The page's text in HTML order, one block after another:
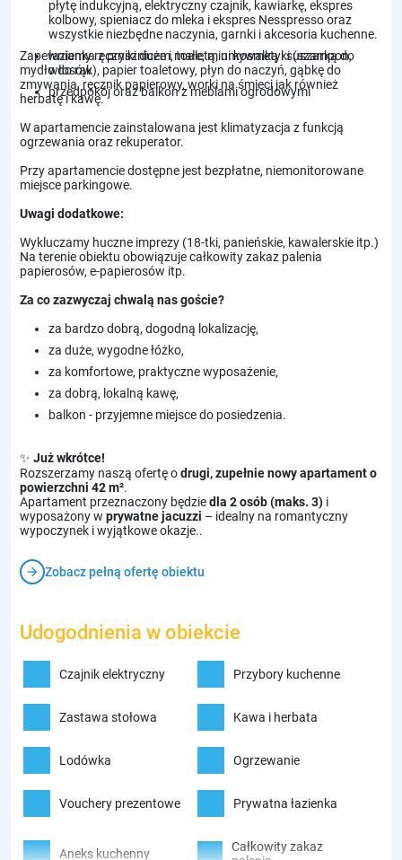
płytę indukcyjną, elektryczny czajnik, kawiarkę, ekspres
kolbowy, spieniacz do mleka i ekspres Nesspresso oraz
wszystkie niezbędne naczynia, garnki i akcesoria kuchenne.
łazienka z prysznicem, toaletą, umywalką i suszarką do
włosów
przedpokój oraz balkon z meblami ogrodowymi
Zapewniamy ręczniki duże i małe, mini kosmetyki (szampon,
mydło do rąk), papier toaletowy, płyn do naczyń, gąbkę do
zmywania, ręcznik papierowy, worki na śmieci jak również
herbatę i kawę.
W apartamencie zainstalowana jest klimatyzacja z funkcją
ogrzewania oraz rekuperator.
Przy apartamencie dostępne jest bezpłatne, niemonitorowane
miejsce parkingowe.
Uwagi dodatkowe:
Wykluczamy huczne imprezy (18-tki, panieńskie, kawalerskie itp.)
Na terenie obiektu obowiązuje całkowity zakaz palenia
papierosów, e-papierosów itp.
Za co zazwyczaj chwalą nas goście?
za bardzo dobrą, dogodną lokalizację,
za duże, wygodne łóżko,
za komfortowe, praktyczne wyposażenie,
za dobrą, lokalną kawę,
balkon - przyjemne miejsce do posiedzenia.
✨ Już wkrótce!
Rozszerzamy naszą ofertę odrugi, zupełnie nowy apartament o
powierzchni 42 m².
Apartament przeznaczony będziedla 2 osób (maks. 3) i
wyposażony w prywatne jacuzzi – idealny na romantyczny
wypoczynek i wyjątkowe okazje..
arrow_forward Zobacz pełną ofertę obiektu
Udogodnienia w obiekcie
Czajnik elektryczny Przybory kuchenne
Zastawa stołowa Kawa i herbata
Lodówka Ogrzewanie
Vouchery prezentowe Prywatna łazienka
Aneks kuchenny
Całkowity zakaz